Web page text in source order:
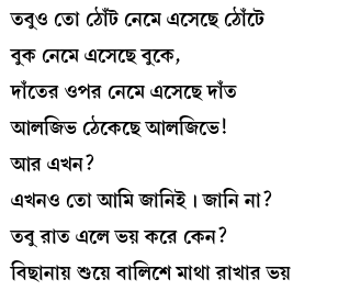
তবুও তো ঠোঁট নেমে এসেছে ঠোঁটে
বুক নেমে এসেছে বুকে,
দাঁতের ওপর নেমে এসেছে দাঁত
আলজিভ ঠেকেছে আলজিভে!
আর এখন?
এখনও তো আমি জানিই। জানি না?
তবু রাত এলে ভয় করে কেন?
বিছানায় শুয়ে বালিশে মাথা রাখার ভয়